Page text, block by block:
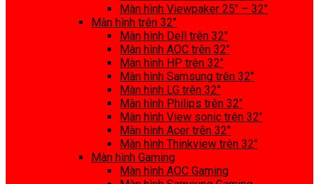
Màn hình Viewpaker 25″ – 32″
Màn hình trên 32″
Màn hình Dell trên 32″
Màn hình AOC trên 32″
Màn hình HP trên 32″
Màn hình Samsung trên 32″
Màn hình LG trên 32″
Màn hình Philips trên 32″
Màn hình View sonic trên 32″
Màn hình Acer trên 32″
Màn hình Thinkview trên 32″
Màn hình Gaming
Màn hình AOC Gaming